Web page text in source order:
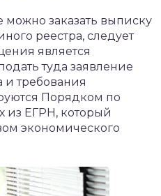
можно заказать выписку
реестра, следует
является
туда заявление
и требования
Порядком по
из ЕГРН, который
экономического